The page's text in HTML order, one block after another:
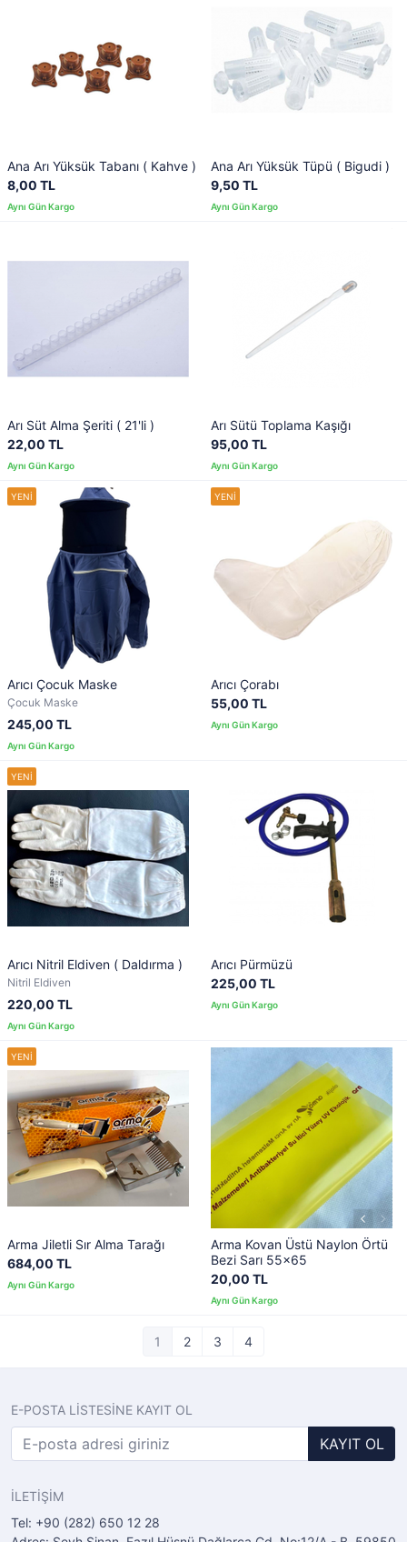
Ana Arı Yüksük Tabanı ( Kahve )
8,00 TL
Ana Arı Yüksük Tüpü ( Bigudi )
9,50 TL
Arı Süt Alma Şeriti ( 21'li )
22,00 TL
Arı Sütü Toplama Kaşığı
95,00 TL
Arıcı Çocuk Maske
Çocuk Maske
245,00 TL
Arıcı Çorabı
55,00 TL
Arıcı Nitril Eldiven ( Daldırma )
Nitril Eldiven
220,00 TL
Arıcı Pürmüzü
225,00 TL
Arma Jiletli Sır Alma Tarağı
684,00 TL
Arma Kovan Üstü Naylon Örtü
Bezi Sarı 55x65
20,00 TL
1 2 3 4
E-POSTA LİSTESİNE KAYIT OL
KAYIT OL
İLETİŞİM
Tel: +90 (282) 650 12 28